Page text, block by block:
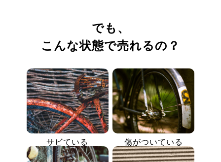
でも、
こんな状態で売れるの？
サビている 傷がついている